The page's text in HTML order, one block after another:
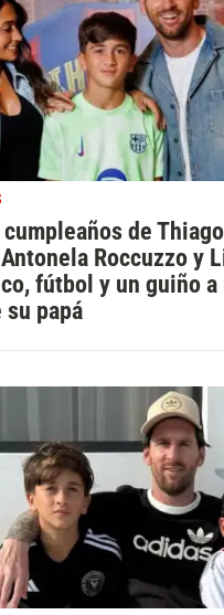
de
Roccuzzo y
fútbol y un guiño a
papá